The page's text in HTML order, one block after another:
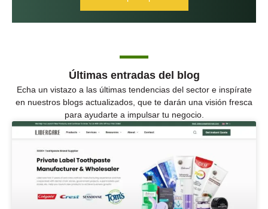
Últimas entradas del blog
Echa un vistazo a las últimas tendencias del sector e inspírate
en nuestros blogs actualizados, que te darán una visión fresca
para ayudarte a impulsar tu negocio.